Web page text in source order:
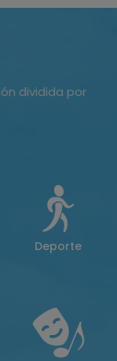
dividida por
Deporte